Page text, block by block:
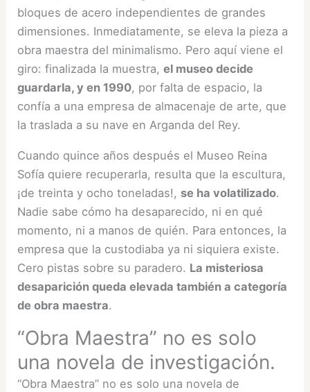
bloques de acero independientes de grandes
dimensiones. Inmediatamente, se eleva la pieza a
obra maestra del minimalismo. Pero aquí viene el
giro: finalizada la muestra,el museo decide
guardarla, y en 1990, por falta de espacio, la
confía a una empresa de almacenaje de arte, que
la traslada a su nave en Arganda del Rey.
Cuando quince años después el Museo Reina
Sofía quiere recuperarla, resulta que la escultura,
¡de treinta y ocho toneladas!, se ha volatilizado.
Nadie sabe cómo ha desaparecido, ni en qué
momento, ni a manos de quién. Para entonces, la
empresa que la custodiaba ya ni siquiera existe.
Cero pistas sobre su paradero. La misteriosa
desaparición queda elevada también a categoría
de obra maestra.
“Obra Maestra” no es solo
una novela de investigación.
“Obra Maestra” no es solo una novela de